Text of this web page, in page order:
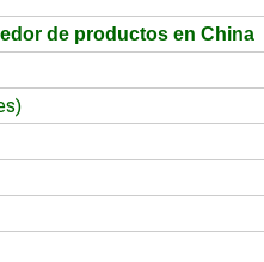
de productos en China